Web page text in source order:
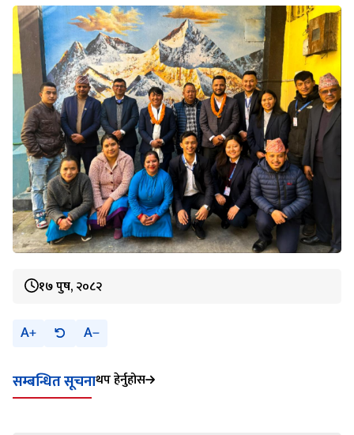
१७ पुष, २०८२
A A
सम्बन्धित सूचनाथप हेर्नुहोस